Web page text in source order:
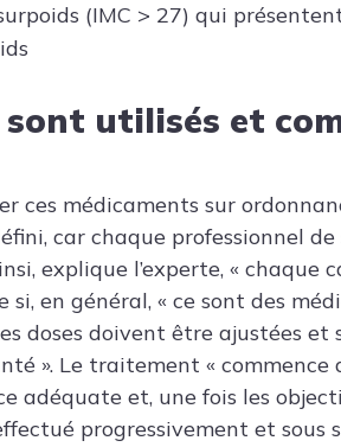
(IMC > 27) qui
sont utilisés et
ces médicaments sur
car chaque professionnel
explique l’experte, « chaque
si, en général, « ce sont des
doses doivent être ajustées
». Le traitement «
adéquate et, une fois les
progressivement et sous